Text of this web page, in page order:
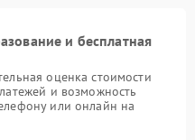
и бесплатная
оценка стоимости
и возможность
или онлайн на